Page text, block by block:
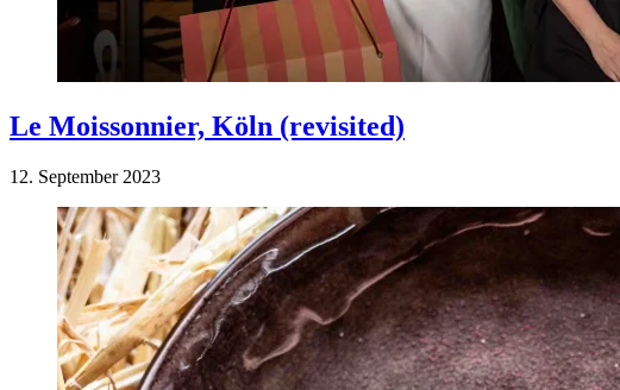
Le Moissonnier, Köln (revisited)
12. September 2023